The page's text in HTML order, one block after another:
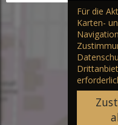
Für die
Karten-